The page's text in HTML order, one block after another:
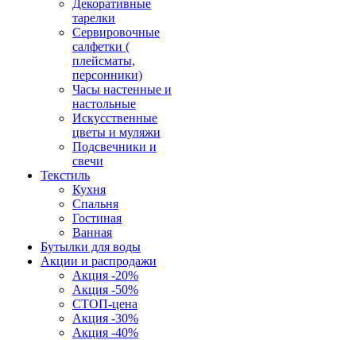
Декоративные
тарелки
Сервировочные
салфетки (
плейсматы,
персонники)
Часы настенные и
настольные
Искусственные
цветы и муляжи
Подсвечники и
свечи
Текстиль
Кухня
Спальня
Гостиная
Ванная
Бутылки для воды
Акции и распродажи
Акция -20%
Акция -50%
СТОП-цена
Акция -30%
Акция -40%